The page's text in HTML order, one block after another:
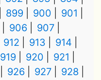
899 900
901
906
907
912 913
914
919 920
921
926 927
928